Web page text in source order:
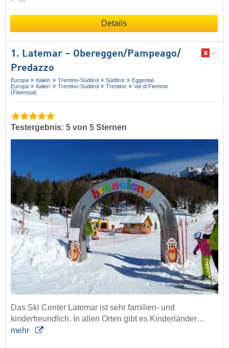
Details
1. Latemar – Obereggen/​Pampeago/​
Predazzo
Europa Italien Trentino-Südtirol Südtirol
Eggental
Europa
Italien Trentino-Südtirol Trentino
Val di Fiemme
(Fleimstal)
Testergebnis: 5 von 5 Sternen
Das Ski Center Latemar ist sehr familien- und
kinderfreundlich. In allen Orten gibt es Kinderländer…
mehr